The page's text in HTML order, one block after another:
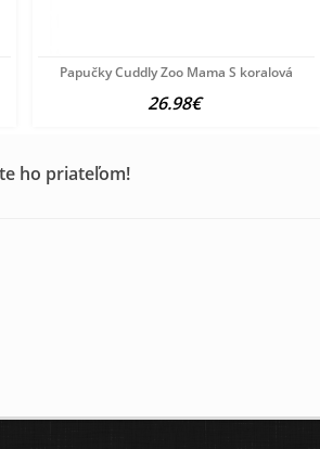
Papučky Cuddly Zoo Mama S koralová
26.98€
ho priateľom!